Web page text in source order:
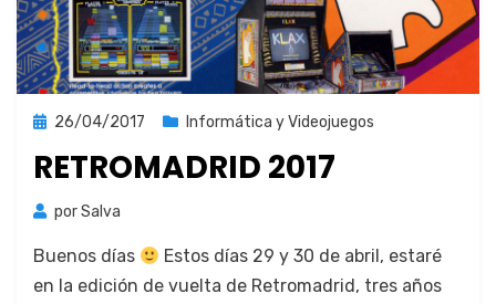
Publicada
26/04/2017 Informática y Videojuegos
RETROMADRID 2017
porSalva
Buenos días
Estos días 29 y 30 de abril, estaré
en la edi­ción de vuelta de Retro­madrid, tres años